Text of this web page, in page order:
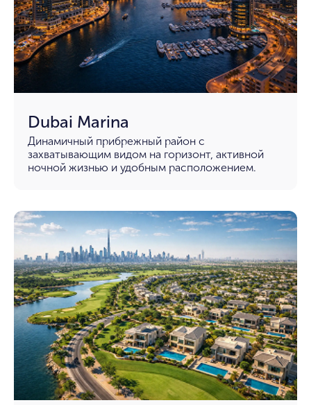
Dubai Marina
Динамичный прибрежный район с
захватывающим видом на горизонт, активной
ночной жизнью и удобным расположением.